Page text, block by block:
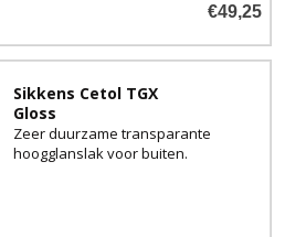
€49,25
Sikkens Cetol TGX
Gloss
Zeer duurzame transparante
hoogglanslak voor buiten.